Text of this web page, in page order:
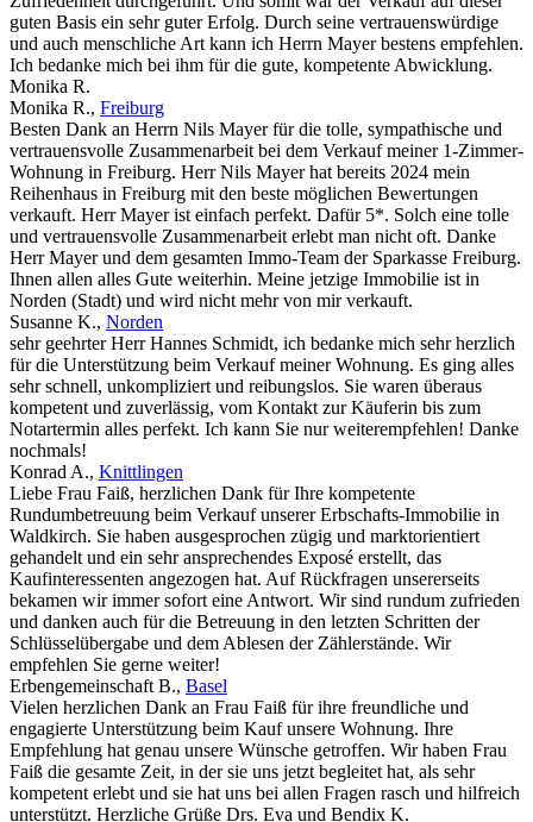
guten Basis ein sehr guter Erfolg. Durch seine vertrauenswürdige
und auch menschliche Art kann ich Herrn Mayer bestens empfehlen.
Ich bedanke mich bei ihm für die gute, kompetente Abwicklung.
Monika R.
Monika R., Freiburg
Besten Dank an Herrn Nils Mayer für die tolle, sympathische und
vertrauensvolle Zusammenarbeit bei dem Verkauf meiner 1-Zimmer-
Wohnung in Freiburg. Herr Nils Mayer hat bereits 2024 mein
Reihenhaus in Freiburg mit den beste möglichen Bewertungen
verkauft. Herr Mayer ist einfach perfekt. Dafür 5*. Solch eine tolle
und vertrauensvolle Zusammenarbeit erlebt man nicht oft. Danke
Herr Mayer und dem gesamten Immo-Team der Sparkasse Freiburg.
Ihnen allen alles Gute weiterhin. Meine jetzige Immobilie ist in
Norden (Stadt) und wird nicht mehr von mir verkauft.
Susanne K., Norden
sehr geehrter Herr Hannes Schmidt, ich bedanke mich sehr herzlich
für die Unterstützung beim Verkauf meiner Wohnung. Es ging alles
sehr schnell, unkompliziert und reibungslos. Sie waren überaus
kompetent und zuverlässig, vom Kontakt zur Käuferin bis zum
Notartermin alles perfekt. Ich kann Sie nur weiterempfehlen! Danke
nochmals!
Konrad A., Knittlingen
Liebe Frau Faiß, herzlichen Dank für Ihre kompetente
Rundumbetreuung beim Verkauf unserer Erbschafts-Immobilie in
Waldkirch. Sie haben ausgesprochen zügig und marktorientiert
gehandelt und ein sehr ansprechendes Exposé erstellt, das
Kaufinteressenten angezogen hat. Auf Rückfragen unsererseits
bekamen wir immer sofort eine Antwort. Wir sind rundum zufrieden
und danken auch für die Betreuung in den letzten Schritten der
Schlüsselübergabe und dem Ablesen der Zählerstände. Wir
empfehlen Sie gerne weiter!
Erbengemeinschaft B., Basel
Vielen herzlichen Dank an Frau Faiß für ihre freundliche und
engagierte Unterstützung beim Kauf unsere Wohnung. Ihre
Empfehlung hat genau unsere Wünsche getroffen. Wir haben Frau
Faiß die gesamte Zeit, in der sie uns jetzt begleitet hat, als sehr
kompetent erlebt und sie hat uns bei allen Fragen rasch und hilfreich
unterstützt. Herzliche Grüße Drs. Eva und Bendix K.